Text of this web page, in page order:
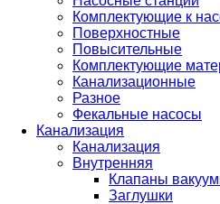
Комплектующие к
Поверхностные
Повысительные
Комплектующие
Канализационные
Разное
Фекальные насосы
Канализация
Канализация
Внутренняя
Клапаны
Заглушки